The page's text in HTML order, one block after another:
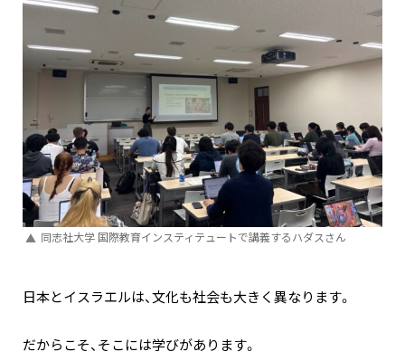
同志社大学 国際教育インスティテュートで講義するハダスさん
日本とイスラエルは、文化も社会も大きく異なります。
だからこそ、そこには学びがあります。